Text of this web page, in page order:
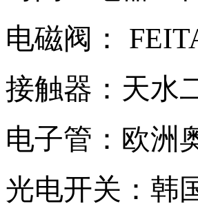
电磁阀：
接触器：天水
电子管：欧洲
光电开关